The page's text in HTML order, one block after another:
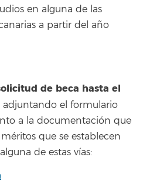
en alguna de las
a partir del año
de beca hasta el
adjuntando el formulario
a la documentación que
que se establecen
de estas vías: